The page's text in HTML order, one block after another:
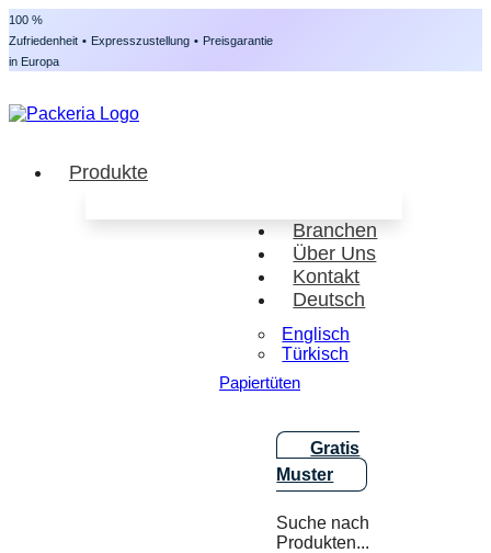
100 %
Zufriedenheit • Expresszustellung • Preisgarantie
in Europa
Produkte
Papiertüten
Branchen
Über Uns
Kontakt
Deutsch
Englisch
Türkisch
Gratis
Muster
Suche nach
Produkten...